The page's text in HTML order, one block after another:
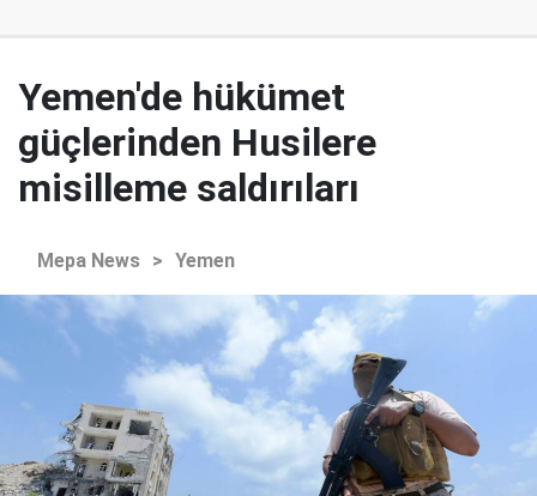
Yemen'de hükümet
güçlerinden Husilere
misilleme saldırıları
Mepa News > Yemen